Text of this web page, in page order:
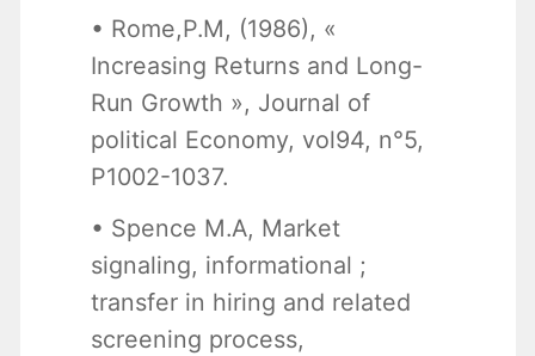
• Rome,P.M, (1986), «
Increasing Returns and Long-
Run Growth », Journal of
political Economy, vol94, n°5,
P1002-1037.
• Spence M.A, Market
signaling, informational ;
transfer in hiring and related
screening process,